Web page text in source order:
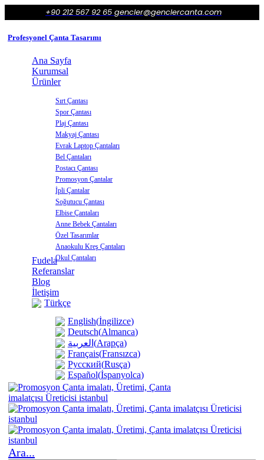
+90 212 567 92 65 gencler@genclercanta.com
Profesyonel Çanta Tasarımı
Ana Sayfa
Kurumsal
Ürünler
Sırt Çantası
Spor Çantası
Plaj Çantası
Makyaj Çantası
Evrak Laptop Çantaları
Bel Çantaları
Postacı Çantası
Promosyon Çantalar
İpli Çantalar
Soğutucu Çantası
Elbise Çantaları
Anne Bebek Çantaları
Özel Tasarımlar
Anaokulu Kreş Çantaları
Okul Çantaları
Fudela
Referanslar
Blog
İletişim
Türkçe
English(İngilizce)
Deutsch(Almanca)
العربية (Arapça)
Français(Fransızca)
Русский(Rusça)
Español(İspanyolca)
Ara...